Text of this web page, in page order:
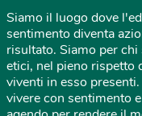
Siamo il luogo dove
sentimento diventa
risultato. Siamo per
etici, nel pieno rispetto
viventi in esso
vivere con sentimento